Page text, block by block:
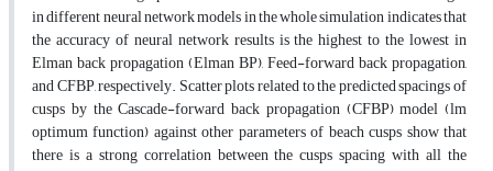
in different neural network models in the whole simulation indicates that
the accuracy of neural network results is the highest to the lowest in
Elman back propagation (Elman BP), Feed-forward back propagation,
and CFBP, respectively. Scatter plots related to the predicted spacings of
cusps by the Cascade-forward back propagation (CFBP) model (lm
optimum function) against other parameters of beach cusps show that
there is a strong correlation between the cusps spacing with all the